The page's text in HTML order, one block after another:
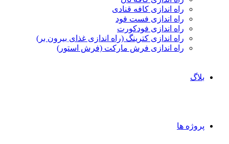
راه اندازی کافه قنادی
راه اندازی فست فود
راه اندازی فودکورت
راه اندازی کترینگ (راه‌ اندازی غذای بیرون بر)
راه اندازی فرش مارکت (فرش استور)
بلاگ
پروژه ها